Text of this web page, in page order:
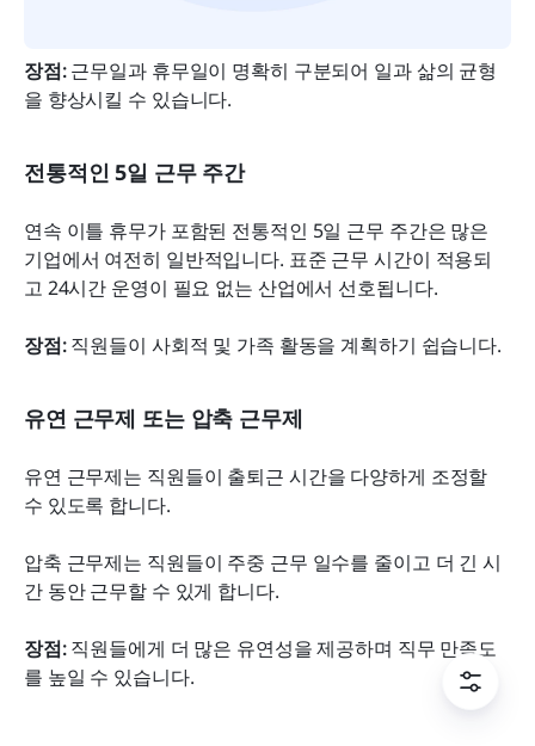
장점: 근무일과 휴무일이 명확히 구분되어 일과 삶의 균형
을 향상시킬 수 있습니다.
전통적인 5일 근무 주간
연속 이틀 휴무가 포함된 전통적인 5일 근무 주간은 많은
기업에서 여전히 일반적입니다. 표준 근무 시간이 적용되
고 24시간 운영이 필요 없는 산업에서 선호됩니다.
장점: 직원들이 사회적 및 가족 활동을 계획하기 쉽습니다.
유연 근무제 또는 압축 근무제
유연 근무제는 직원들이 출퇴근 시간을 다양하게 조정할
수 있도록 합니다.
압축 근무제는 직원들이 주중 근무 일수를 줄이고 더 긴 시
간 동안 근무할 수 있게 합니다.
장점: 직원들에게 더 많은 유연성을 제공하며 직무 만족도
를 높일 수 있습니다.